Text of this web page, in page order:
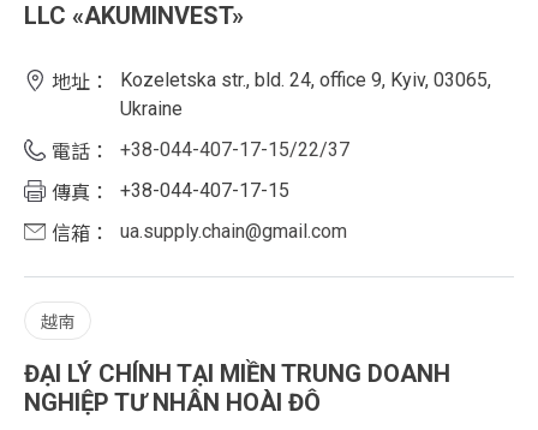
LLC «AKUMINVEST»
地址：
Kozeletska str., bld. 24, office 9, Kyiv, 03065,
Ukraine
電話：
+38-044-407-17-15/22/37
傳真：
+38-044-407-17-15
信箱：
ua.supply.chain@gmail.com
越南
ĐẠI LÝ CHÍNH TẠI MIỀN TRUNG DOANH
NGHIỆP TƯ NHÂN HOÀI ĐÔ